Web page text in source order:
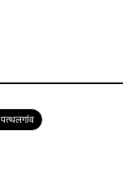
पत्थलगांव